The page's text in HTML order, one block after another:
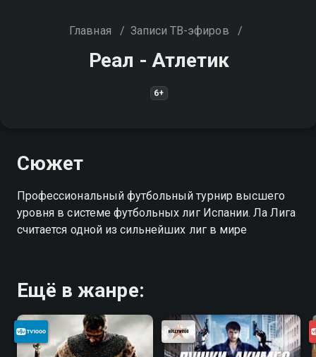
Главная / Записи ТВ-эфиров /
Реал - Атлетик
6+
Сюжет
Профессиональный футбольный турнир высшего
уровня в системе футбольных лиг Испании. Ла Лига
считается одной из сильнейших лиг в мире
Ещё в жанре: